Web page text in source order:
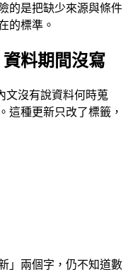
的是把缺少來源與條件
的標準。
料期間沒寫
文沒有說資料何時蒐
這種更新只改了標籤，
」兩個字，仍不知道數